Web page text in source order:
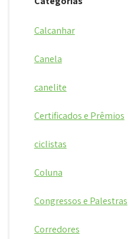
Calcanhar
Canela
canelite
Certificados e Prêmios
ciclistas
Coluna
Congressos e Palestras
Corredores